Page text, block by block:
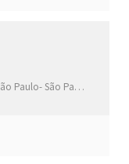
Paulo-São Paulo(SP)